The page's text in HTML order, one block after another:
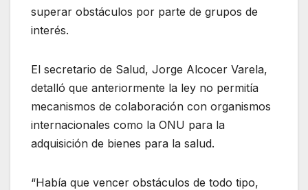
superar obstáculos por parte de grupos de
interés.
El secretario de Salud, Jorge Alcocer Varela,
detalló que anteriormente la ley no permitía
mecanismos de colaboración con organismos
internacionales como la ONU para la
adquisición de bienes para la salud.
“Había que vencer obstáculos de todo tipo,